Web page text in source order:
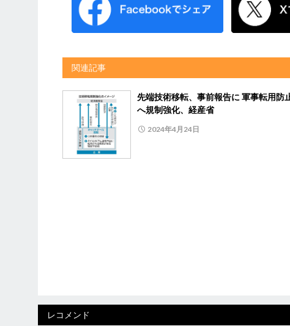
関連記事
先端技術移転、事前報告に 軍事転用防
へ規制強化、経産省
2024年4月24日
レコメンド